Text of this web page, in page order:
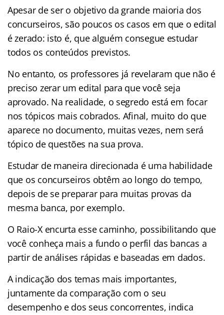
Apesar de ser o objetivo da grande maioria dos
concurseiros, são poucos os casos em que o edital
é zerado: isto é, que alguém consegue estudar
todos os conteúdos previstos.
No entanto, os professores já revelaram que não é
preciso zerar um edital para que você seja
aprovado. Na realidade, o segredo está em focar
nos tópicos mais cobrados. Afinal, muito do que
aparece no documento, muitas vezes, nem será
tópico de questões na sua prova.
Estudar de maneira direcionada é uma habilidade
que os concurseiros obtêm ao longo do tempo,
depois de se preparar para muitas provas da
mesma banca, por exemplo.
O Raio-X encurta esse caminho, possibilitando que
você conheça mais a fundo o perfil das bancas a
partir de análises rápidas e baseadas em dados.
A indicação dos temas mais importantes,
juntamente da comparação com o seu
desempenho e dos seus concorrentes, indica